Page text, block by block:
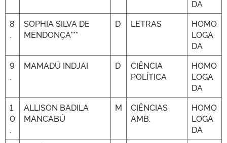
DA
8
.
SOPHIA SILVA DE
MENDONÇA***
D LETRAS
HOMO
LOGA
DA
9
.
MAMADÚ INDJAI D
CIÊNCIA
POLÍTICA
HOMO
LOGA
DA
1
0
.
ALLISON BADILA
MANCABÚ
M
CIÊNCIAS
AMB.
HOMO
LOGA
DA